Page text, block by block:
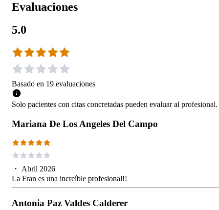
Evaluaciones
5.0
Basado en 19 evaluaciones
Solo pacientes con citas concretadas pueden evaluar al profesional.
Mariana De Los Angeles Del Campo
・ Abril 2026
La Fran es una increíble profesional!!
Antonia Paz Valdes Calderer